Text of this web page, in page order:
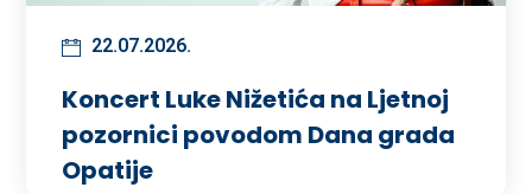
22.07.2026.
Koncert Luke Nižetića na Ljetnoj
pozornici povodom Dana grada
Opatije